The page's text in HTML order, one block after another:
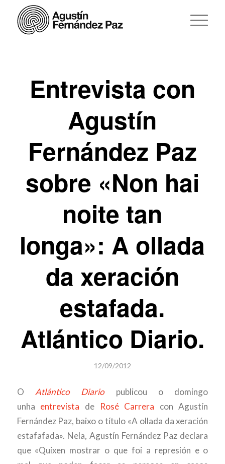
Entrevista con
Agustín
Fernández Paz
sobre «Non hai
noite tan
longa»: A ollada
da xeración
estafada.
Atlántico Diario.
12/09/2012
O Atlántico Diariopublicou o domingo
unha entrevista de Rosé Carrera con Agustín
Fernández Paz, baixo o título «A ollada da xeración
estafafada». Nela, Agustín Fernández Paz declara
que «Quixen mostrar o que foi a represión e o